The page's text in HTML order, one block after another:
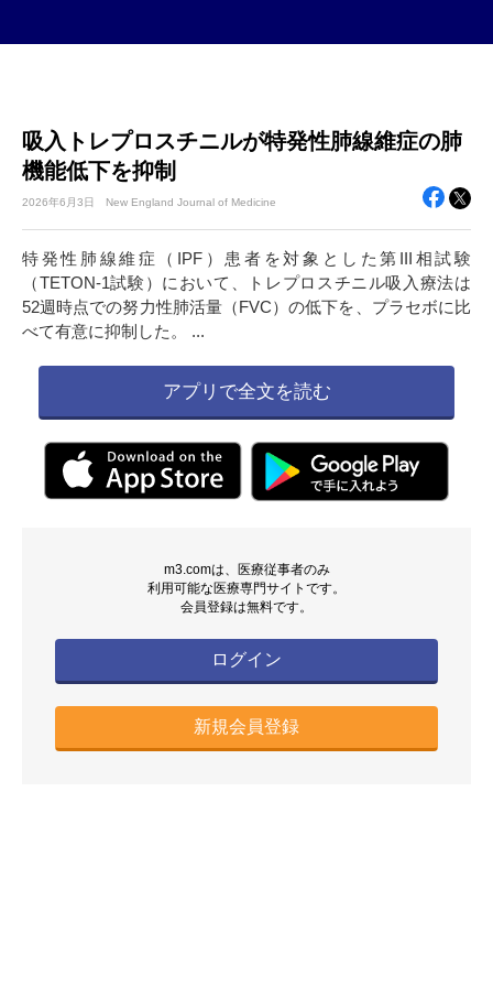
吸入トレプロスチニルが特発性肺線維症の肺
機能低下を抑制
2026年6月3日 New England Journal of Medicine
特発性肺線維症（IPF）患者を対象とした第III相試験
（TETON-1試験）において、トレプロスチニル吸入療法は
52週時点での努力性肺活量（FVC）の低下を、プラセボに比
べて有意に抑制した。 ...
アプリで全文を読む
m3.comは、医療従事者のみ
利用可能な医療専門サイトです。
会員登録は無料です。
ログイン
新規会員登録